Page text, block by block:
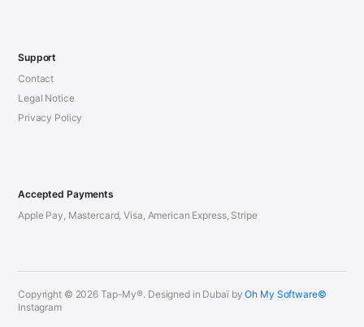
Support
Contact
Legal Notice
Privacy Policy
Accepted Payments
Apple Pay, Mastercard, Visa, American Express, Stripe
Copyright © 2026 Tap-My®. Designed in Dubaï byOh My Software©
Instagram